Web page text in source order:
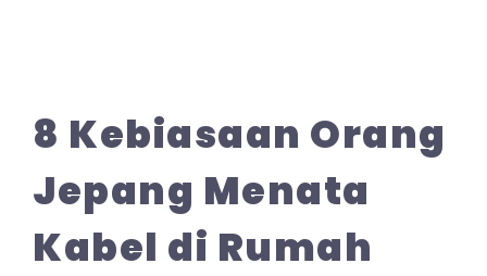
8 Kebiasaan Orang
Jepang Menata
Kabel di Rumah